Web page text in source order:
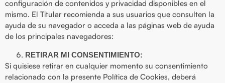
configuración de contenidos y privacidad disponibles en el
mismo. El Titular recomienda a sus usuarios que consulten la
ayuda de su navegador o acceda a las páginas web de ayuda
de los principales navegadores:
RETIRAR MI CONSENTIMIENTO:
Si quisiese retirar en cualquier momento su consentimiento
relacionado con la presente Política de Cookies, deberá